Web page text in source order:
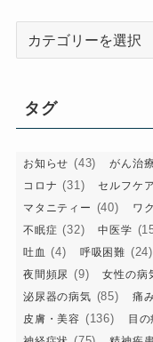
ー
タグ
お知らせ (43) がん治
コロナ (31) セルフケア
マタニティー (40) ワ
不眠症 (32) 中医学
吐血 (4) 呼吸困難 (24)
夜間頻尿 (9) 女性の病
泌尿器の病気 (85) 痛
皮膚・美容 (136) 目